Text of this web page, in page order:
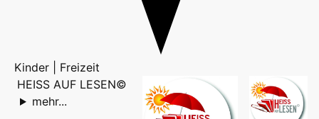
Kinder | Freizeit
HEISS AUF LESEN©
mehr...